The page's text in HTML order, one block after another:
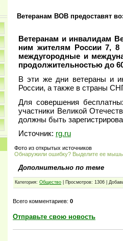
Ветеранам ВОВ предоставят
Ветеранам и инвалидам
ним жителям России 7, 8
междугородные и
продолжительностью до
В эти же дни ветераны и
России, а также в страны
Для совершения
участники Великой
должны быть
Источник: rg.ru
Фото из открытых источников
Обнаружили ошибку? Выделите ее
Дополнительно по теме
Категория: Общество | Просмотров: 1306 |
Всего комментариев: 0
Отправьте свою новость